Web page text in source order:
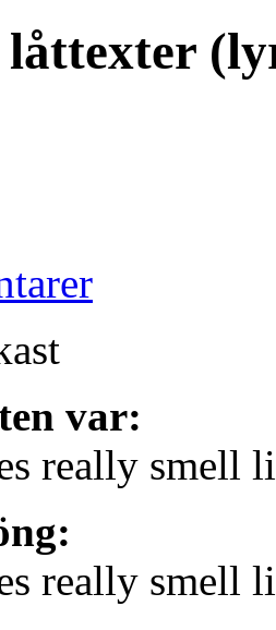
var:
really smell
really smell